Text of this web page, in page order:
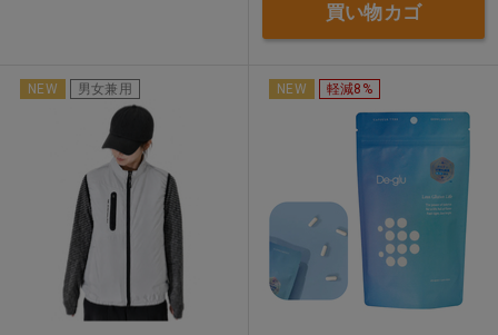
買い物カゴ
NEW 男女兼用 NEW 軽減8%